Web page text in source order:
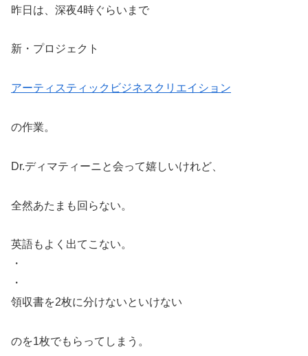
昨日は、深夜4時ぐらいまで
新・プロジェクト
アーティスティックビジネスクリエイション
の作業。
Dr.ディマティーニと会って嬉しいけれど、
全然あたまも回らない。
英語もよく出てこない。
・
・
領収書を2枚に分けないといけない
のを1枚でもらってしまう。